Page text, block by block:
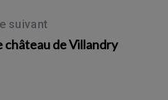
suivant
château de Villandry